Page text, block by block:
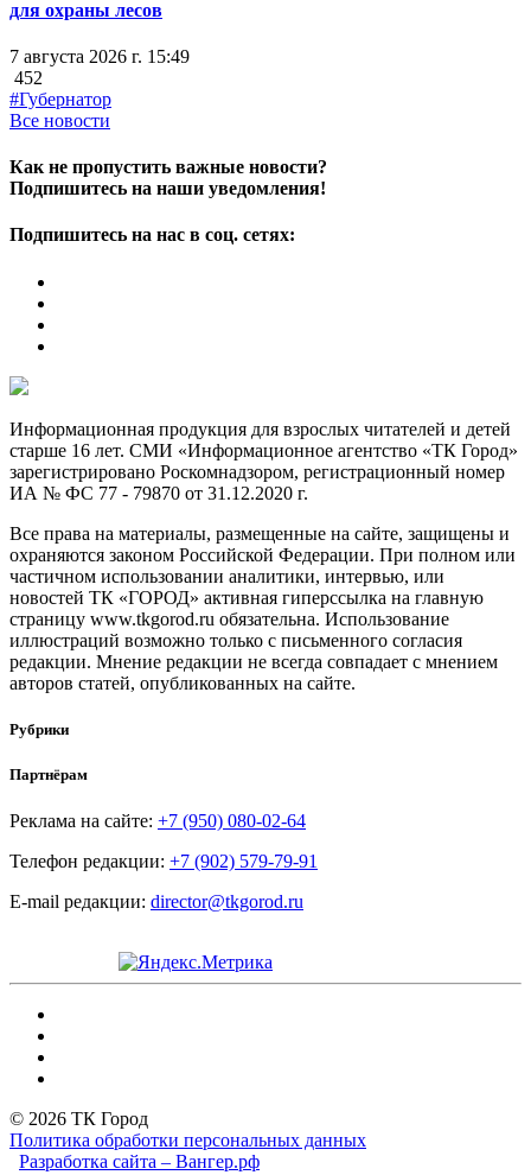
для охраны лесов
7 августа 2026 г. 15:49
452
#Губернатор
Все новости
Как не пропустить важные новости?
Подпишитесь на наши уведомления!
Подпишитесь на нас в соц. сетях:
Информационная продукция для взрослых читателей и детей
старше 16 лет. СМИ «Информационное агентство «ТК Город»
зарегистрировано Роскомнадзором, регистрационный номер
ИА № ФС 77 - 79870 от 31.12.2020 г.
Все права на материалы, размещенные на сайте, защищены и
охраняются законом Российской Федерации. При полном или
частичном использовании аналитики, интервью, или
новостей ТК «ГОРОД» активная гиперссылка на главную
страницу www.tkgorod.ru обязательна. Использование
иллюстраций возможно только с письменного согласия
редакции. Мнение редакции не всегда совпадает с мнением
авторов статей, опубликованных на сайте.
Рубрики
Партнёрам
Реклама на сайте: +7 (950) 080-02-64
Телефон редакции: +7 (902) 579-79-91
E-mail редакции: director@tkgorod.ru
© 2026 ТК Город
Политика обработки персональных данных
Разработка сайта – Вангер.рф